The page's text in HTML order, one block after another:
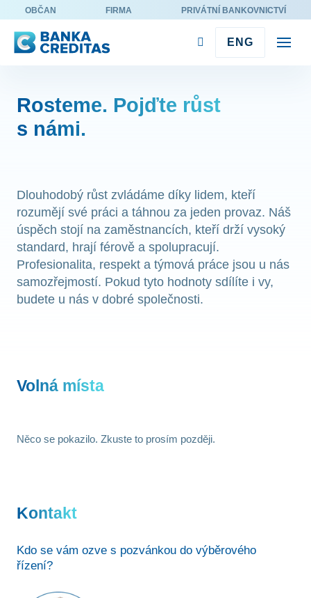
M
CZE
ENG
OBČAN FIRMA PRIVÁTNÍ BANKOVNICTVÍ
Co
Rosteme. Pojďte růst
s námi.
Dlouhodobý růst zvládáme díky lidem, kteří
rozumějí své práci a táhnou za jeden provaz. Náš
úspěch stojí na zaměstnancích, kteří drží vysoký
standard, hrají férově a spolupracují.
Profesionalita, respekt a týmová práce jsou u nás
samozřejmostí. Pokud tyto hodnoty sdílíte i vy,
budete u nás v dobré společnosti.
Volná místa
Něco se pokazilo. Zkuste to prosím později.
Kontakt
Kdo se vám ozve s pozvánkou do výběrového
řízení?